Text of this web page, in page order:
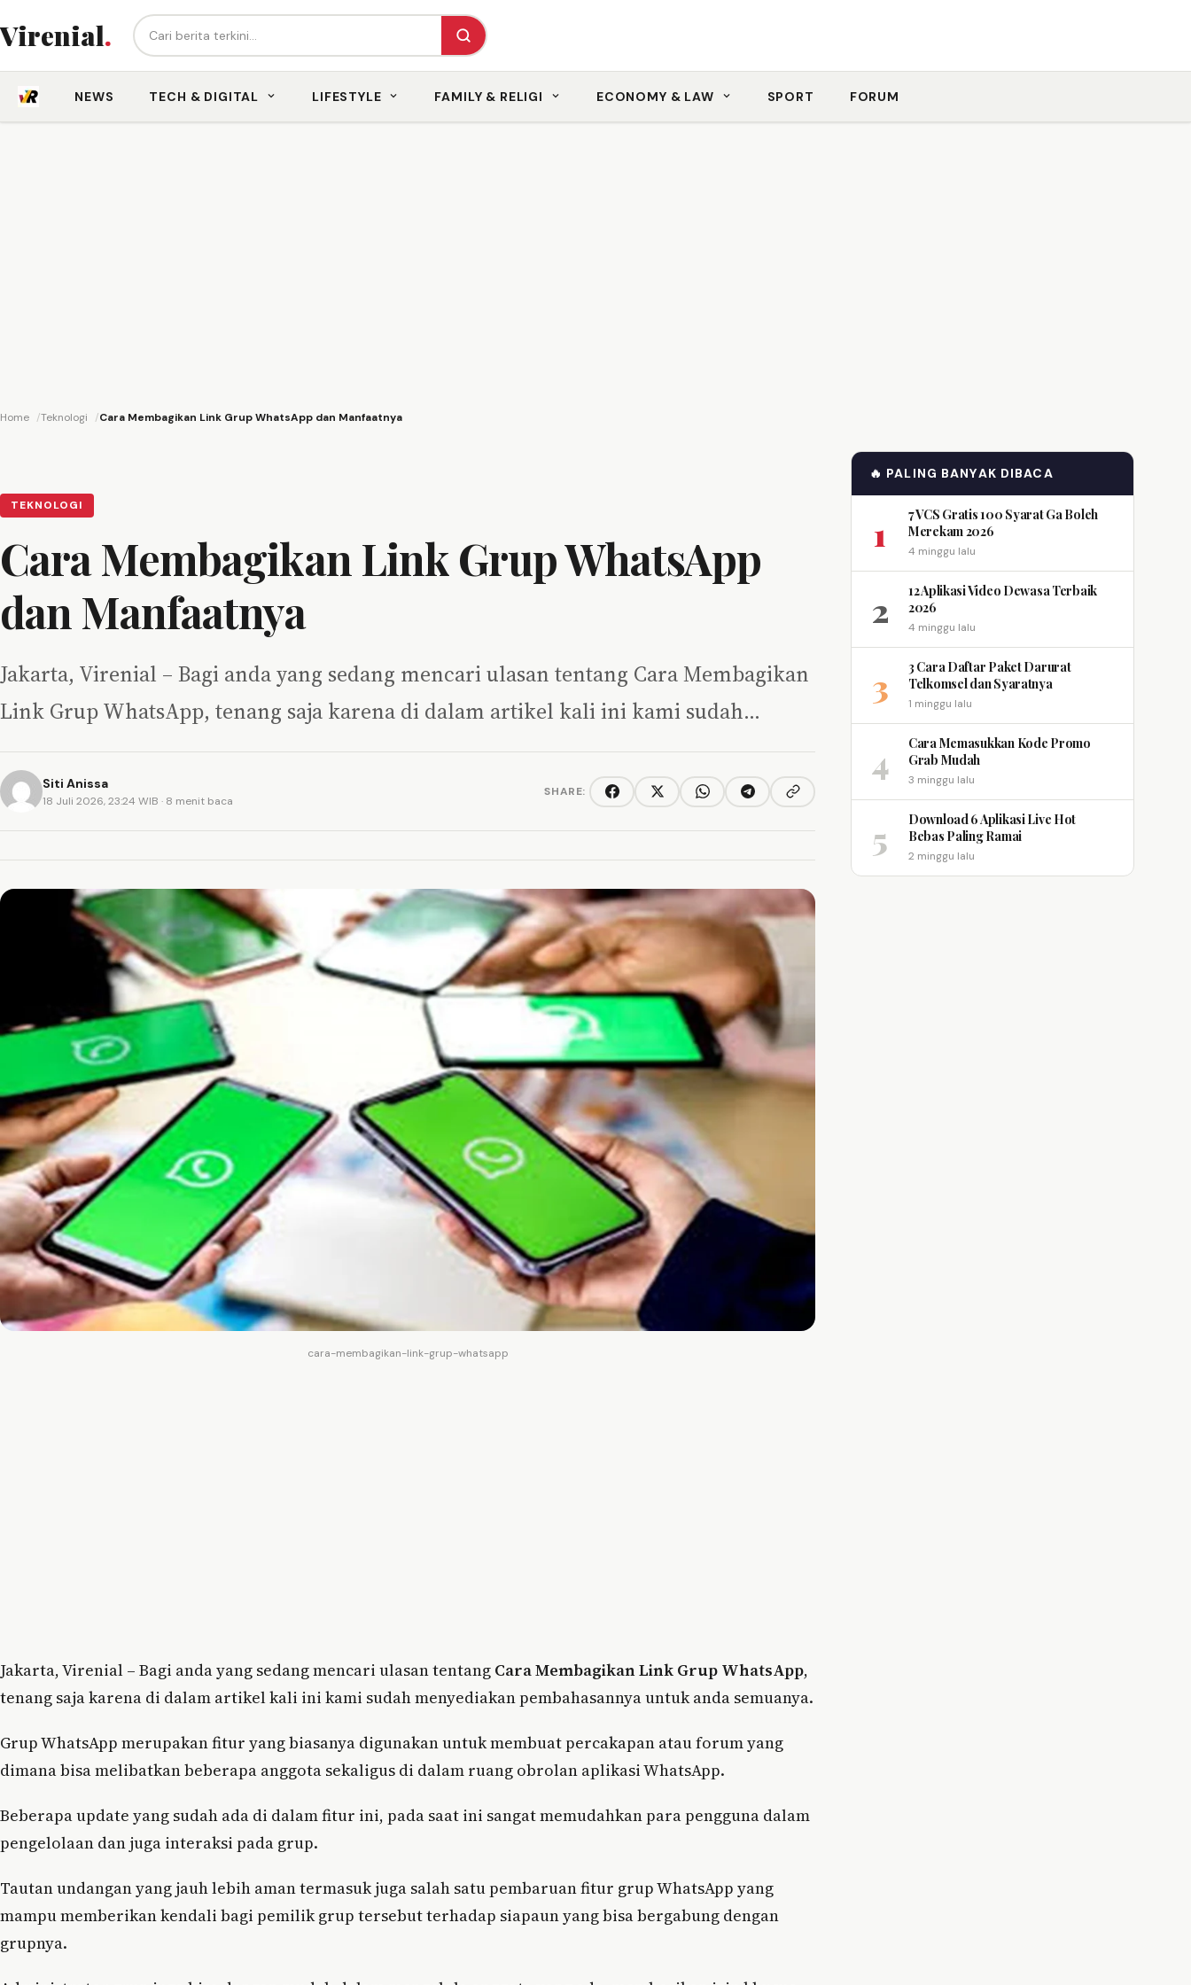
Virenial. Cari berita...
NEWS TECH & DIGITAL LIFESTYLE FAMILY & RELIGI ECONOMY & LAW SPORT FORUM
Home Teknologi Cara Membagikan Link Grup WhatsApp dan Manfaatnya
TEKNOLOGI
Cara Membagikan Link Grup WhatsApp
dan Manfaatnya
Jakarta, Virenial – Bagi anda yang sedang mencari ulasan tentang Cara Membagikan
Link Grup WhatsApp, tenang saja karena di dalam artikel kali ini kami sudah…
Siti Anissa
18 Juli 2026, 23:24 WIB · 8 menit baca
SHARE: FacebookTwitter/XWhatsAppTelegramCopy link
cara-membagikan-link-grup-whatsapp
Jakarta, Virenial – Bagi anda yang sedang mencari ulasan tentang Cara Membagikan Link Grup WhatsApp,
tenang saja karena di dalam artikel kali ini kami sudah menyediakan pembahasannya untuk anda semuanya.
Grup WhatsApp merupakan fitur yang biasanya digunakan untuk membuat percakapan atau forum yang
dimana bisa melibatkan beberapa anggota sekaligus di dalam ruang obrolan aplikasi WhatsApp.
Beberapa update yang sudah ada di dalam fitur ini, pada saat ini sangat memudahkan para pengguna dalam
pengelolaan dan juga interaksi pada grup.
Tautan undangan yang jauh lebih aman termasuk juga salah satu pembaruan fitur grup WhatsApp yang
mampu memberikan kendali bagi pemilik grup tersebut terhadap siapaun yang bisa bergabung dengan
grupnya.
🔥 PALING BANYAK DIBACA
1
7 VCS Gratis 100 Syarat Ga Boleh
Merekam 2026
4 minggu lalu
2
12 Aplikasi Video Dewasa Terbaik
2026
4 minggu lalu
3
3 Cara Daftar Paket Darurat
Telkomsel dan Syaratnya
1 minggu lalu
4
Cara Memasukkan Kode Promo
Grab Mudah
3 minggu lalu
5
Download 6 Aplikasi Live Hot
Bebas Paling Ramai
2 minggu lalu